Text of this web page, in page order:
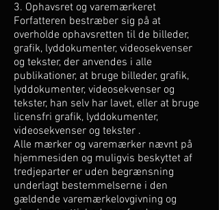
3. Ophavsret og varemærkeret
Forfatteren bestræber sig på at
overholde ophavsretten til de billeder,
grafik, lyddokumenter, videosekvenser
og tekster, der anvendes i alle
publikationer, at bruge billeder, grafik,
lyddokumenter, videosekvenser og
tekster, han selv har lavet, eller at bruge
licensfri grafik, lyddokumenter,
videosekvenser og tekster .
Alle mærker og varemærker nævnt på
hjemmesiden og muligvis beskyttet af
tredjeparter er uden begrænsning
underlagt bestemmelserne i den
gældende varemærkelovgivning og